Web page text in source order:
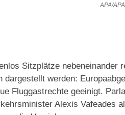
APA/
Sitzplätze nebeneinander
werden:
Fluggastrechte geeinigt.
Alexis Vafeades